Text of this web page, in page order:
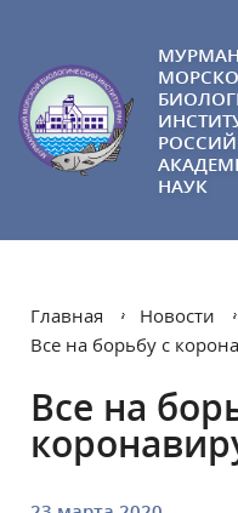
НАУК
Главная
Новости
Все на борьбу с
Все на